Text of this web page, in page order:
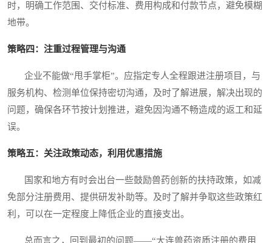
时，明确工作范围、交付标准、费用构成和付款节点，避免模糊
地带。
策略四：注重过程管理与沟通
企业不能做“甩手掌柜”。应指定专人全程跟进注册项目，与
服务机构、检测单位保持密切沟通，及时了解进展，解决出现的
问题，确保各环节按计划推进，避免因沟通不畅造成的返工和延
误。
策略五：关注政策动态，利用优惠措施
国家和地方有时会出台一些鼓励兽药创新的扶持政策，如减
免部分注册费用、提供研发补助等。及时了解并争取这些政策红
利，可以在一定程度上降低企业的直接支出。
总而言之，回到最初的问题——“大连兽药资质注册的费用